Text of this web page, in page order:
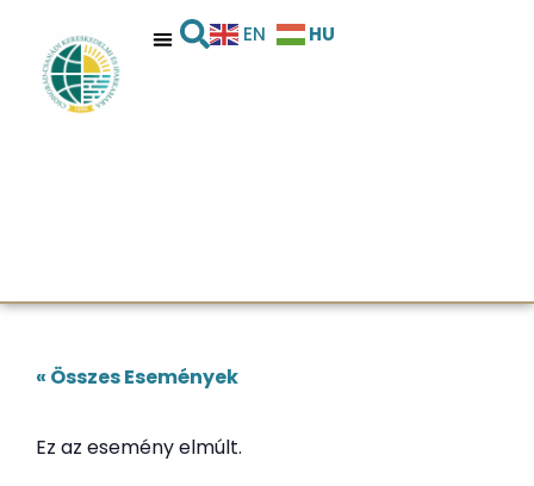
EN HU
« Összes Események
Ez az esemény elmúlt.